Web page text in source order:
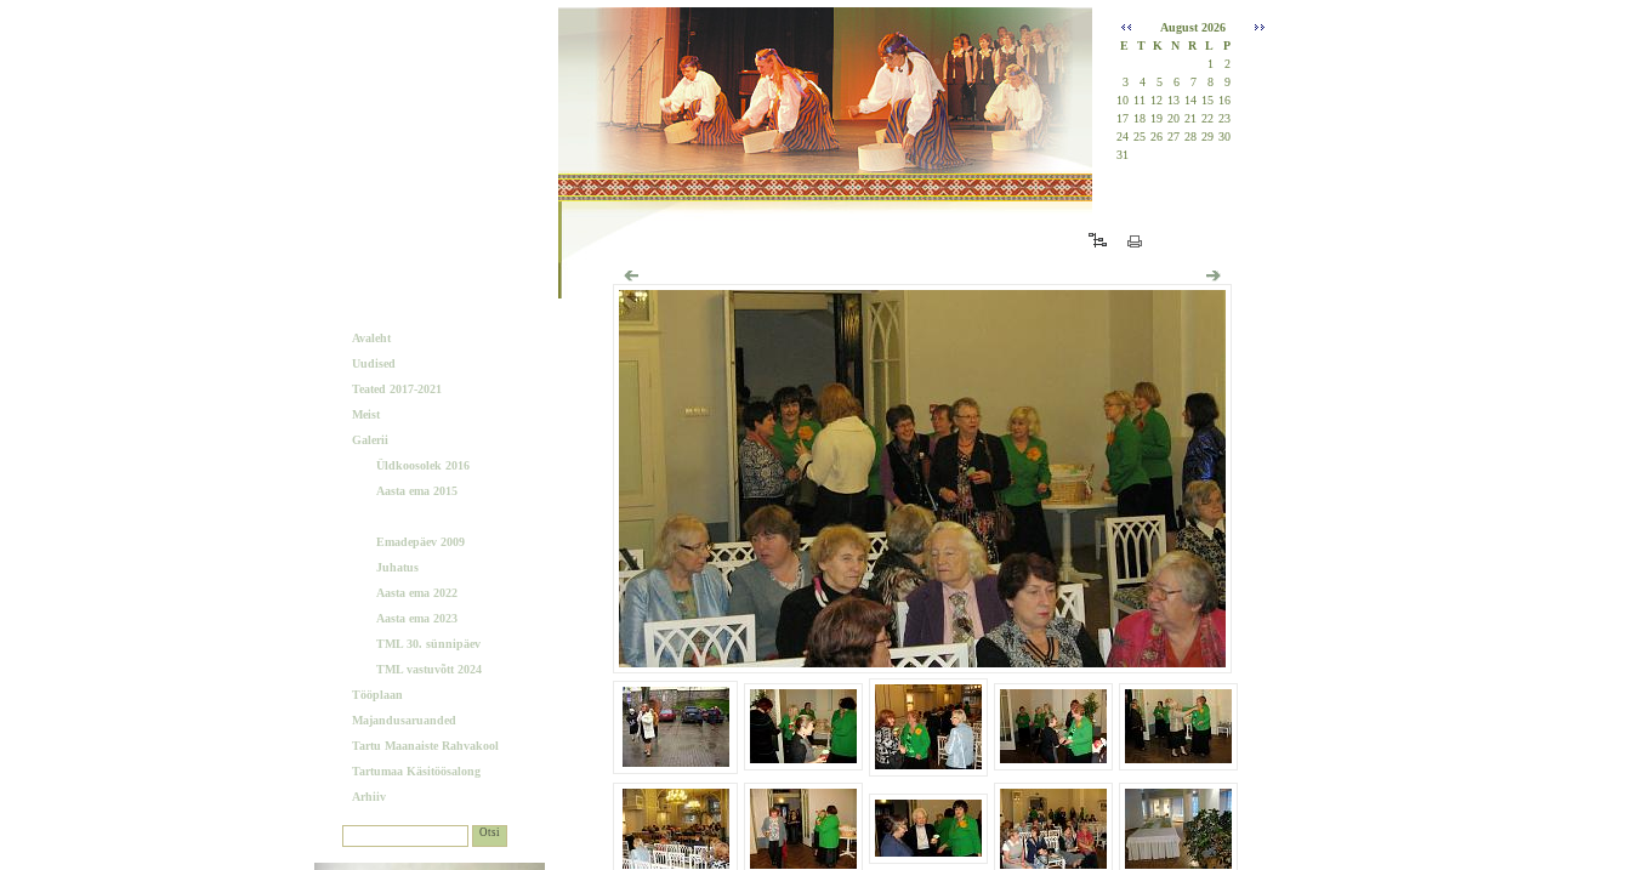
August 2026
E
T K N R L
P
1
2
3
4 5 6 7 8
9
10 11 12 13 14 15 16
17 18 19 20 21 22 23
24 25 26 27 28 29 30
31
Avaleht
Uudised
Teated 2017-2021
Meist
Galerii
Üldkoosolek 2016
Aasta ema 2015
Emadepäev 2009
Juhatus
Aasta ema 2022
Aasta ema 2023
TML 30. sünnipäev
TML vastuvõtt 2024
Tööplaan
Majandusaruanded
Tartu Maanaiste Rahvakool
Tartumaa Käsitöösalong
Arhiiv